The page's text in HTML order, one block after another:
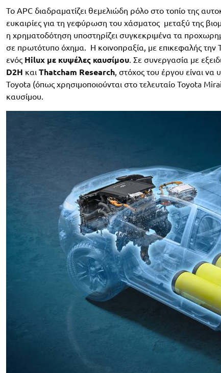
Το APC διαδραματίζει θεμελιώδη ρόλο στο τοπίο της
ευκαιρίες για τη γεφύρωση του χάσματος μεταξύ της
η χρηματοδότηση υποστηρίζει συγκεκριμένα τα
σε πρωτότυπο όχημα. Η κοινοπραξία, με επικεφαλής την
ενός Hilux με κυψέλες καυσίμου. Σε συνεργασία με
D2H και Thatcham Research, στόχος του έργου είναι
Toyota (όπως χρησιμοποιούνται στο τελευταίο Toyota
καυσίμου.